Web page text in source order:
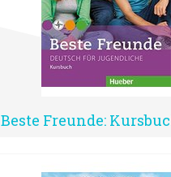
Beste Freunde: